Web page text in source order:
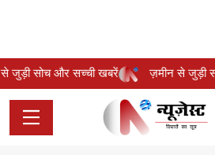
से जुड़ी सोच और सच्ची खबरें ज़मीन से